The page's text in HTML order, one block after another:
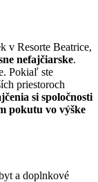
v Resorte Beatrice,
nefajčiarske.
Pokiaľ ste
priestoroch
si spoločnosti
pokutu vo výške
a doplnkové